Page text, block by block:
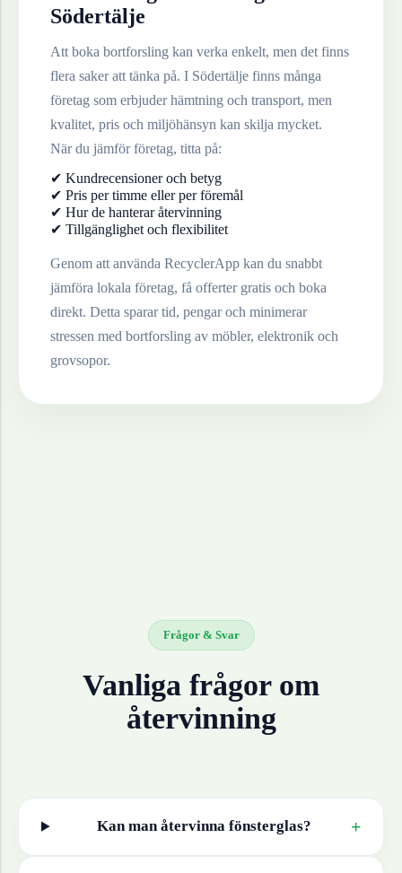
Södertälje
Att boka bortforsling kan verka enkelt, men det finns
flera saker att tänka på. I Södertälje finns många
företag som erbjuder hämtning och transport, men
kvalitet, pris och miljöhänsyn kan skilja mycket.
När du jämför företag, titta på:
✔ Kundrecensioner och betyg
✔ Pris per timme eller per föremål
✔ Hur de hanterar återvinning
✔ Tillgänglighet och flexibilitet
Genom att använda RecyclerApp kan du snabbt
jämföra lokala företag, få offerter gratis och boka
direkt. Detta sparar tid, pengar och minimerar
stressen med bortforsling av möbler, elektronik och
grovsopor.
Frågor & Svar
Vanliga frågor om
återvinning
Kan man återvinna fönsterglas? +